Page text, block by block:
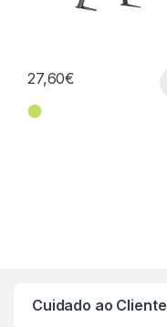
27,60€
⬤
Cuidado ao Cliente